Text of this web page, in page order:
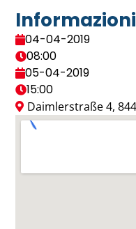
Informazioni
04-04-2019
08:00
05-04-2019
15:00
Daimlerstraße 4,